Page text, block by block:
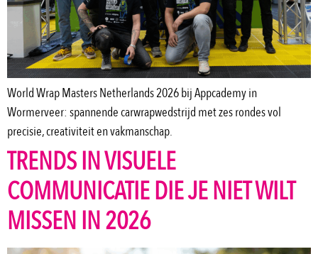
World Wrap Masters Netherlands 2026 bij Appcademy in
Wormerveer: spannende carwrapwedstrijd met zes rondes vol
precisie, creativiteit en vakmanschap.
TRENDS IN VISUELE
COMMUNICATIE DIE JE NIET WILT
MISSEN IN 2026